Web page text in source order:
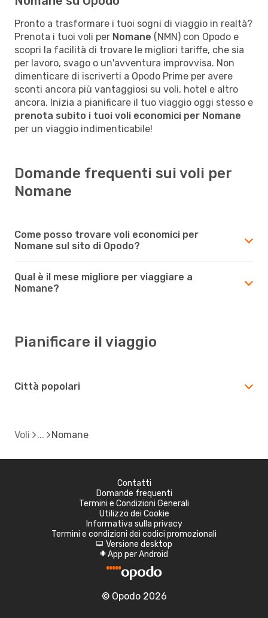
Pronto a trasformare i tuoi sogni di viaggio in realtà?
Prenota i tuoi voli per Nomane (NMN) con Opodo e
scopri la facilità di trovare le migliori tariffe, che sia
per lavoro, svago o un'avventura improvvisa. Non
dimenticare di iscriverti a Opodo Prime per avere
sconti ancora più vantaggiosi su voli, hotel e altro
ancora. Inizia a pianificare il tuo viaggio oggi stesso e
prenota subito i tuoi voli economici per Nomane
per un viaggio indimenticabile!
Domande frequenti sui voli per
Nomane
Come posso trovare voli economici per
Nomane sul sito di Opodo?
Qual è il mese migliore per viaggiare a
Nomane?
Pianificare il viaggio
Città popolari
Voli Nomane
Contatti
Domande frequenti
Termini e Condizioni Generali
Utilizzo dei Cookie
Informativa sulla privacy
Termini e condizioni dei codici promozionali
d Versione desktop
A App per Android
© Opodo 2026